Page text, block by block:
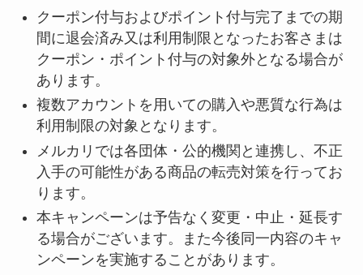
クーポン付与およびポイント付与完了までの期
間に退会済み又は利用制限となったお客さまは
クーポン・ポイント付与の対象外となる場合が
あります。
複数アカウントを用いての購入や悪質な行為は
利用制限の対象となります。
メルカリでは各団体・公的機関と連携し、不正
入手の可能性がある商品の転売対策を行ってお
ります。
本キャンペーンは予告なく変更・中止・延長す
る場合がございます。また今後同一内容のキャ
ンペーンを実施することがあります。